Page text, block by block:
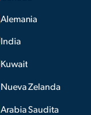
Alemania
India
Kuwait
Nueva Zelanda
Arabia Saudita